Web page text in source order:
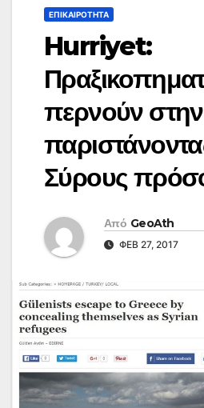
ΕΠΙΚΑΙΡΌΤΗΤΑ
Hurriyet:
περνούν
Σύρους
Από GeoAth
ΦΕΒ 27, 2017